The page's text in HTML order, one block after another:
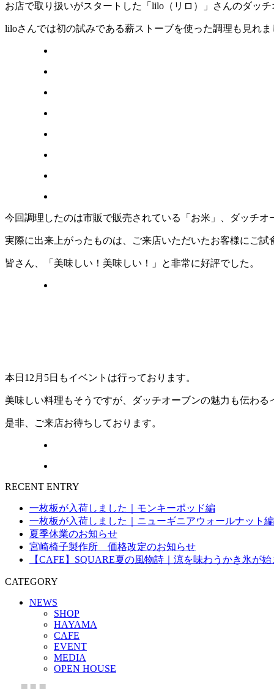
お店で取り扱いがスタートした「lilo（リロ）」さんのダッ
liloさんでは初の試みである薪ストーブを使った調理も見れま
今回調理したのは市販で販売されている「お米」、ダッチオ
実際に出来上がったものは、ご来店いただいたお客様にご試
皆さん、「美味しい！美味しい！」と非常に好評でした。
本日12月5日もイベントは行っております。
美味しい料理もそうですが、ダッチオーブンの魅力も伝わ
是非、ご来店お待ちしております。
RECENT ENTRY
一枚板が入荷しました｜モンキーポッド編
一枚板が入荷しました｜ニューギニアウォールナット編
夏季休業のお知らせ
宮崎椅子製作所 価格改定のお知らせ
【CAFE】SQUARE夏の風物詩｜涼を味わうかき氷が始
CATEGORY
NEWS
SHOP
HAYAMA
CAFE
EVENT
MEDIA
OPEN HOUSE